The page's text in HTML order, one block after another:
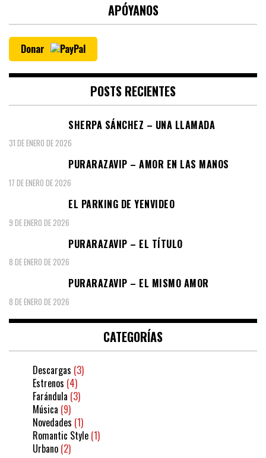
APÓYANOS
Donar
POSTS RECIENTES
SHERPA SÁNCHEZ – UNA LLAMADA
31 DE ENERO DE 2026
PURARAZAVIP – AMOR EN LAS MANOS
17 DE ENERO DE 2026
EL PARKING DE YENVIDEO
9 DE ENERO DE 2026
PURARAZAVIP – EL TÍTULO
8 DE ENERO DE 2026
PURARAZAVIP – EL MISMO AMOR
8 DE ENERO DE 2026
CATEGORÍAS
Descargas (3)
Estrenos (4)
Farándula (3)
Música (9)
Novedades (1)
Romantic Style (1)
Urbano (2)